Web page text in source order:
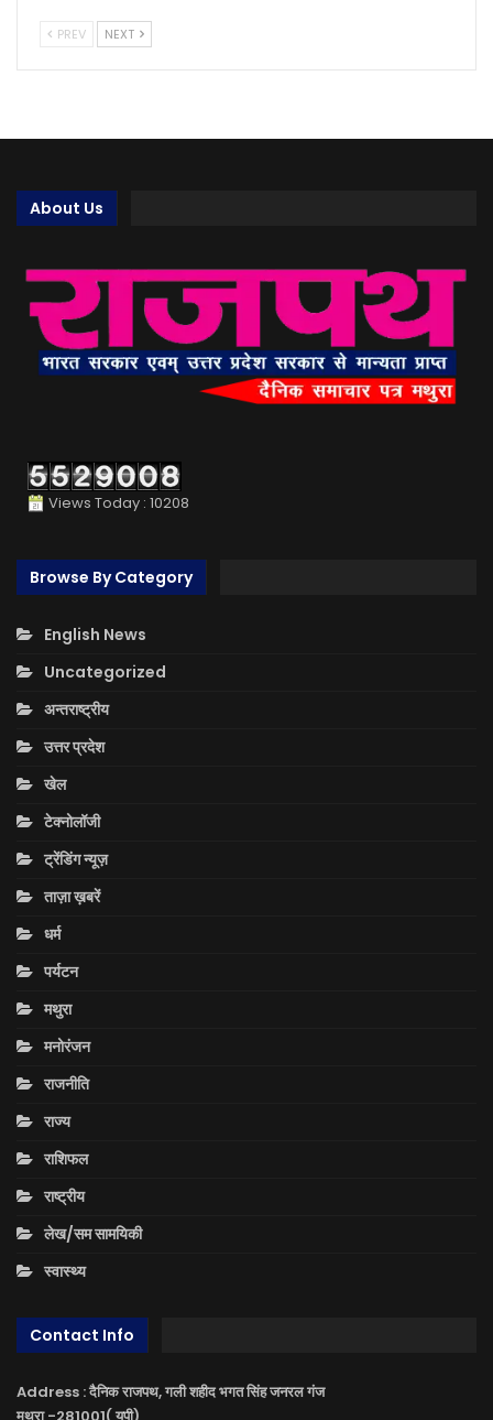
PREV NEXT
About Us
Views Today : 10208
Browse By Category
English News
Uncategorized
अन्तराष्ट्रीय
उत्तर प्रदेश
खेल
टेक्नोलॉजी
ट्रेंडिंग न्यूज़
ताज़ा ख़बरें
धर्म
पर्यटन
मथुरा
मनोरंजन
राजनीति
राज्य
राशिफल
राष्ट्रीय
लेख/सम सामयिकी
स्वास्थ्य
Contact Info
Address : दैनिक राजपथ, गली शहीद भगत सिंह जनरल गंज